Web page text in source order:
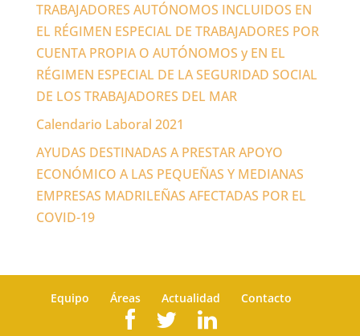
TRABAJADORES AUTÓNOMOS INCLUIDOS EN
EL RÉGIMEN ESPECIAL DE TRABAJADORES POR
CUENTA PROPIA O AUTÓNOMOS y EN EL
RÉGIMEN ESPECIAL DE LA SEGURIDAD SOCIAL
DE LOS TRABAJADORES DEL MAR
Calendario Laboral 2021
AYUDAS DESTINADAS A PRESTAR APOYO
ECONÓMICO A LAS PEQUEÑAS Y MEDIANAS
EMPRESAS MADRILEÑAS AFECTADAS POR EL
COVID-19
Equipo Áreas Actualidad Contacto